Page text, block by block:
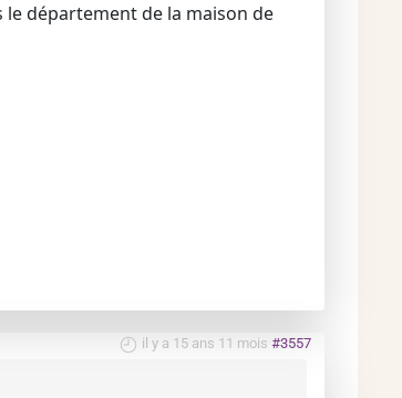
département de la maison de
il y a 15 ans 11 mois #3557